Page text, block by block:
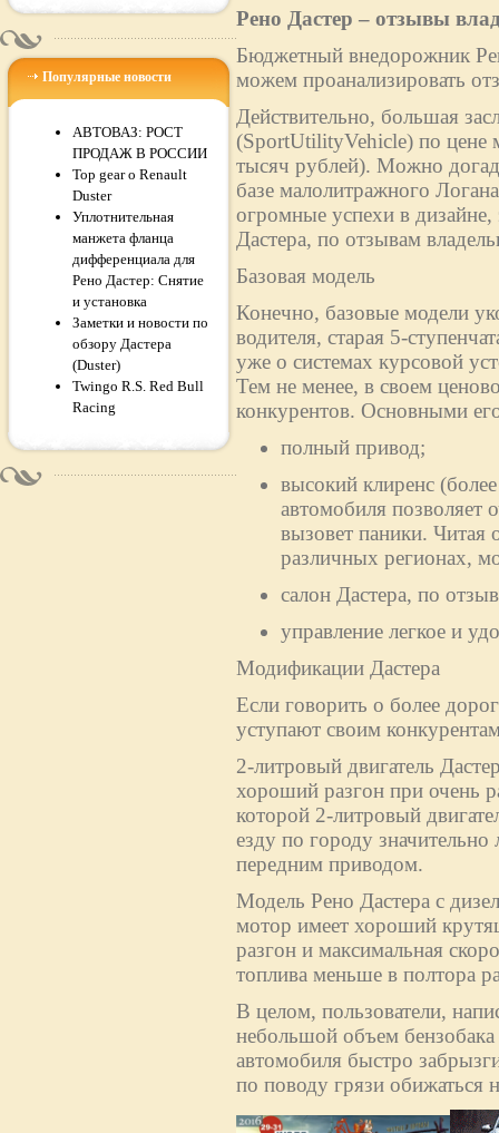
Популярные новости
АВТОВАЗ: РОСТ
ПРОДАЖ В РОССИИ
Top gear о Renault
Duster
Уплотнительная
манжета фланца
дифференциала для
Рено Дастер: Снятие
и установка
Заметки и новости по
обзору Дастера
(Duster)
Twingo R.S. Red Bull
Racing
Рено Дастер – отзывы
Бюджетный внедорожник
можем проанализировать
Действительно, большая
(SportUtilityVehicle) по цене
тысяч рублей). Можно
базе малолитражного
огромные успехи в
Дастера, по отзывам
Базовая модель
Конечно, базовые модели
водителя, старая 5-
уже о системах курсовой
Тем не менее, в своем
конкурентов. Основными
полный привод;
высокий клиренс
автомобиля позволяет
вызовет паники. Читая
различных регионах,
салон Дастера, по
управление легкое и
Модификации Дастера
Если говорить о более
уступают своим
2-литровый двигатель
хороший разгон при очень
которой 2-литровый
езду по городу
передним приводом.
Модель Рено Дастера с
мотор имеет хороший
разгон и максимальная
топлива меньше в полтора
В целом, пользователи,
небольшой объем бензобака
автомобиля быстро
по поводу грязи обижаться